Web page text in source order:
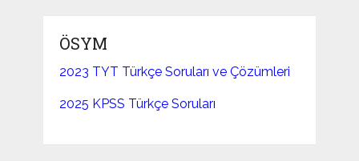
ÖSYM
2023 TYT Türkçe Soruları ve Çözümleri
2025 KPSS Türkçe Soruları